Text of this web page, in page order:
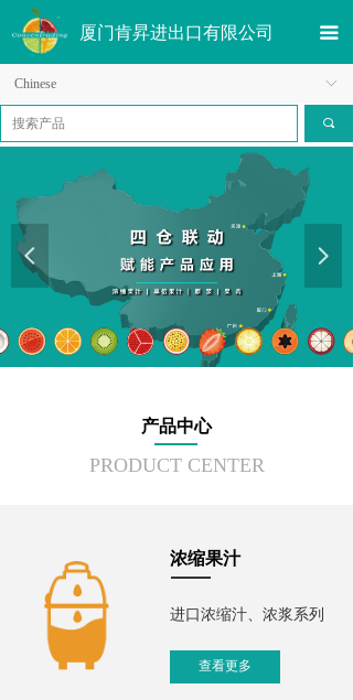
厦门肯昇进出口有限公司 끀
ꀅ
Chinese
끠
产品中心
PRODUCT CENTER
浓缩果汁
进口浓缩汁、浓浆系列
查看更多
넳 넲